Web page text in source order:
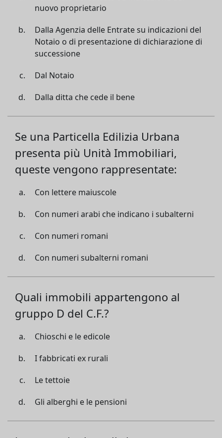
nuovo proprietario
Dalla Agenzia delle Entrate su indicazioni del
Notaio o di presentazione di dichiarazione di
successione
Dal Notaio
Dalla ditta che cede il bene
Se una Particella Edilizia Urbana
presenta più Unità Immobiliari,
queste vengono rappresentate:
Con lettere maiuscole
Con numeri arabi che indicano i subalterni
Con numeri romani
Con numeri subalterni romani
Quali immobili appartengono al
gruppo D del C.F.?
Chioschi e le edicole
I fabbricati ex rurali
Le tettoie
Gli alberghi e le pensioni